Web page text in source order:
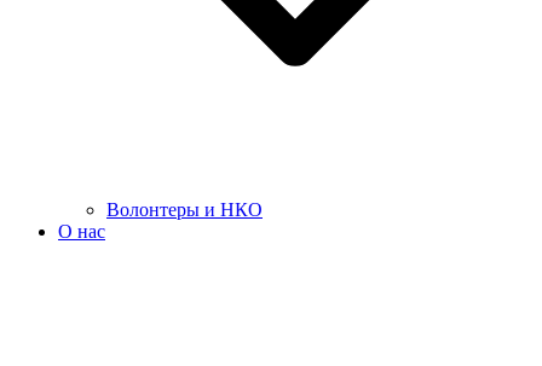
Волонтеры и НКО
О нас